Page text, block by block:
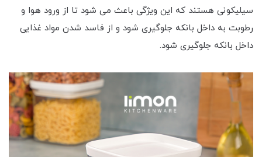
سیلیکونی هستند که این ویژگی باعث می شود تا از ورود هوا و
رطوبت به داخل بانکه جلوگیری شود و از فاسد شدن مواد غذایی
داخل بانکه جلوگیری شود.